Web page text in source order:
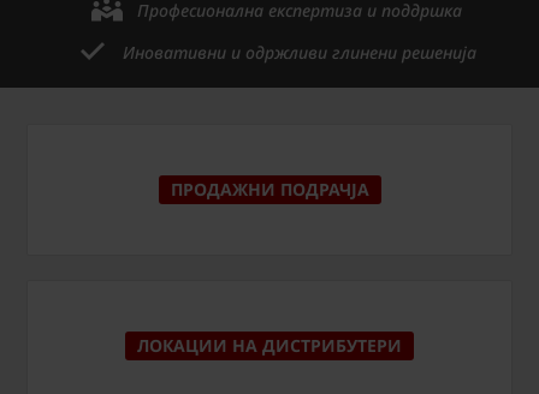
Професионална експертиза и поддршка
Иновативни и одржливи глинени решенија
ПРОДАЖНИ ПОДРАЧЈА
ЛОКАЦИИ НА ДИСТРИБУТЕРИ